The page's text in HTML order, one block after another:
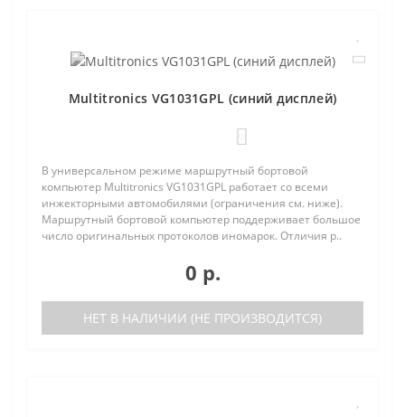
Multitronics VG1031GPL (синий дисплей)
В универсальном режиме маршрутный бортовой
компьютер Multitronics VG1031GPL работает со всеми
инжекторными автомобилями (ограничения см. ниже).
Маршрутный бортовой компьютер поддерживает большое
число оригинальных протоколов иномарок. Отличия р..
0 р.
НЕТ В НАЛИЧИИ (НЕ ПРОИЗВОДИТСЯ)